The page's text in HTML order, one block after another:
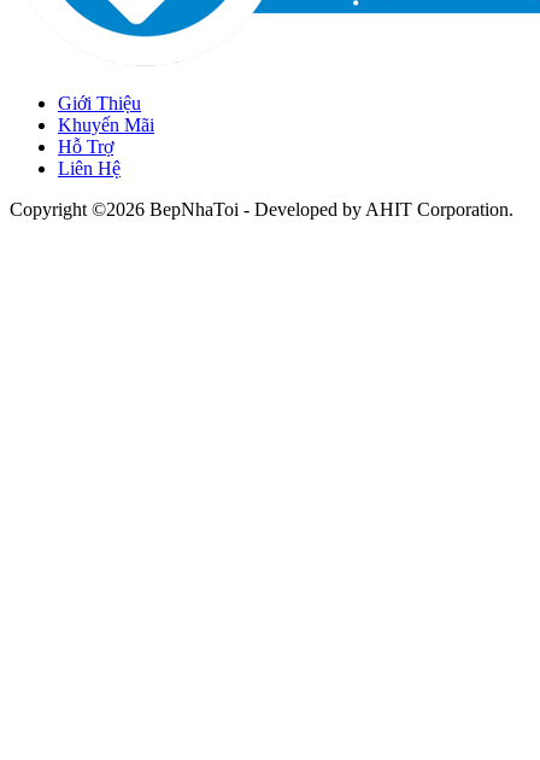
Giới Thiệu
Khuyến Mãi
Hỗ Trợ
Liên Hệ
Copyright ©2026 BepNhaToi - Developed by AHIT Corporation.